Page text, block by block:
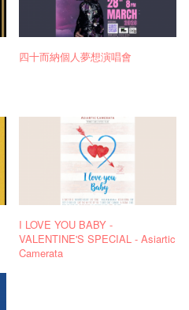
四十而納個人夢想演唱會
I LOVE YOU BABY -
VALENTINE'S SPECIAL - Asiartic
Camerata